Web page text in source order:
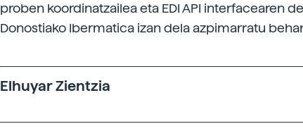
proben koordinatzailea eta EDI API interfacearen
Donostiako Ibermatica izan dela azpimarratu
Elhuyar Zientzia